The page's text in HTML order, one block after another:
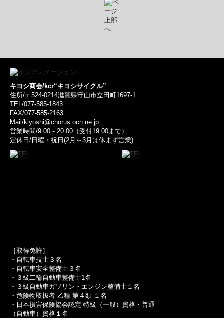
キヨシ商会/kcr“キヨシサイクル”
住所/〒524-0214滋賀県守山市立田町1697-1
TEL/077-585-1843
FAX/077-585-2163
Mail/kiyoshi@chorus.ocn.ne.jp
営業時間/9:00～20:00（受付19:00まで）
定休日/日曜・祝日(2月～3月は休まず営業)
［取得免許］
・自転車技士３名
・自転車安全整備士３名
・３級二輪自動車整備士1名
・３級自動車ガソリン・エンジン整備士１名
・危険物取扱者 乙種 第４類 １名
・日本損害保険協会認定 特級（一般）資格・普通
（自動車）資格１名